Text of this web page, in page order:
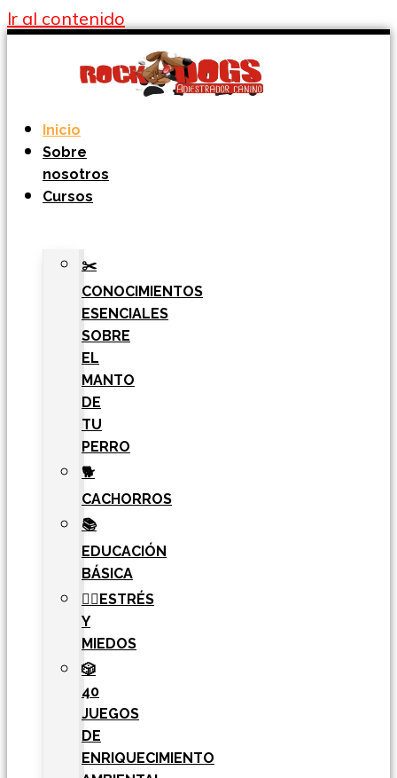
Ir al contenido
Inicio
Sobre
nosotros
Cursos
✂️
CONOCIMIENTOS
ESENCIALES
SOBRE
EL
MANTO
DE
TU
PERRO
🐕
CACHORROS
📚
EDUCACIÓN
BÁSICA
🧘‍♀️ESTRÉS
Y
MIEDOS
🎲
40
JUEGOS
DE
ENRIQUECIMIENTO